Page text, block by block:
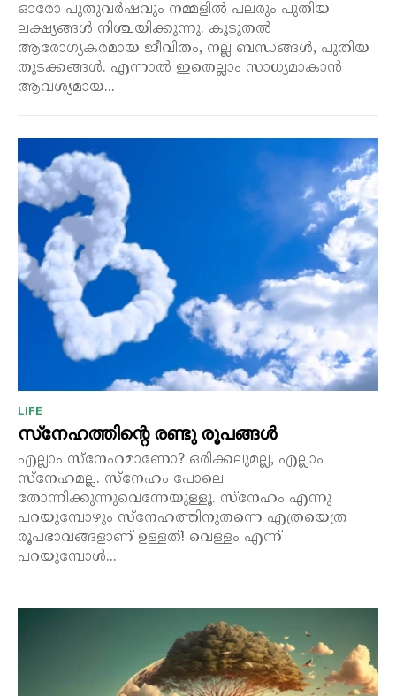
ഓരോ പുതുവർഷവും നമ്മളിൽ പലരും പുതിയ
ലക്ഷ്യങ്ങൾ നിശ്ചയിക്കുന്നു. കൂടുതൽ
ആരോഗ്യകരമായ ജീവിതം, നല്ല ബന്ധങ്ങൾ, പുതിയ
തുടക്കങ്ങൾ. എന്നാൽ ഇതെല്ലാം സാധ്യമാകാൻ
ആവശ്യമായ...
LIFE
സ്‌നേഹത്തിന്റെ രണ്ടു രൂപങ്ങൾ
എല്ലാം സ്നേഹമാണോ? ഒരിക്കലുമല്ല, എല്ലാം
സ്നേഹമല്ല. സ്നേഹം പോലെ
തോന്നിക്കുന്നുവെന്നേയുള്ളൂ. സ്നേഹം എന്നു
പറയുമ്പോഴും സ്നേഹത്തിനുതന്നെ എത്രയെത്ര
രൂപഭാവങ്ങളാണ് ഉള്ളത്! വെള്ളം എന്ന്
പറയുമ്പോൾ...